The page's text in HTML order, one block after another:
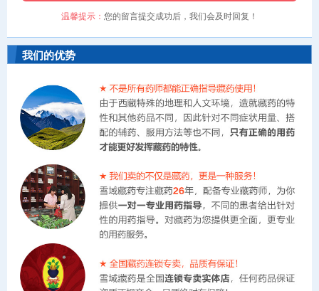
温馨提示： 您的留言提交成功后，我们会及时回复！
我们的优势